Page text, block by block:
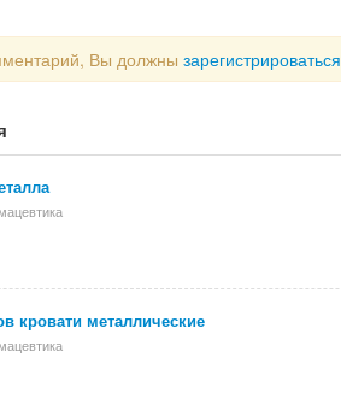
Вы должны зарегистрироваться
кровати металлические